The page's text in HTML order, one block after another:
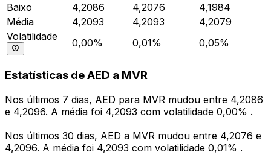
Baixo
4,2086 4,2076
4,1984
Média
4,2093 4,2093
4,2079
Volatilidade
0,00% 0,01% 0,05%
Estatísticas de AED a MVR
Nos últimos 7 dias, AED para MVR mudou entre 4,2086
e 4,2096. A média foi 4,2093 com volatilidade 0,00% .
Nos últimos 30 dias, AED a MVR mudou entre 4,2076 e
4,2096. A média foi 4,2093 com volatilidade 0,01% .